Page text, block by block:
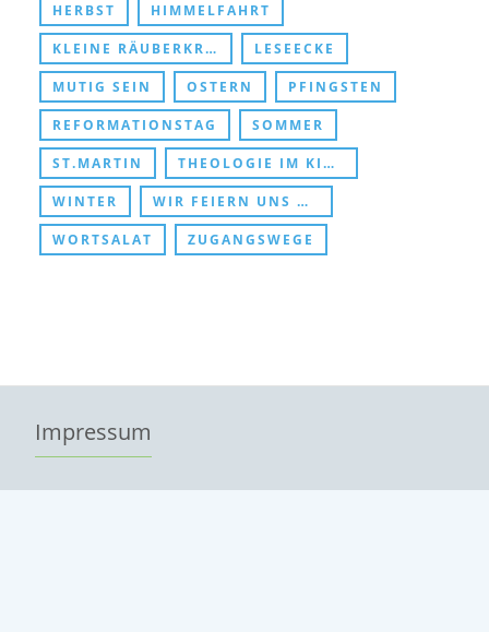
HERBST HIMMELFAHRT
KLEINE RÄUBERKRIPPE LESEECKE
MUTIG SEIN OSTERN PFINGSTEN
REFORMATIONSTAG SOMMER
ST.MARTIN THEOLOGIE IM KINDERZIMMER
WINTER WIR FEIERN UNS DURCHS KIRCHENJAHR
WORTSALAT ZUGANGSWEGE
Impressum